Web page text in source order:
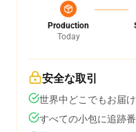
Production
Today
安全な取引
世界中どこでもお届け
すべての小包に追跡